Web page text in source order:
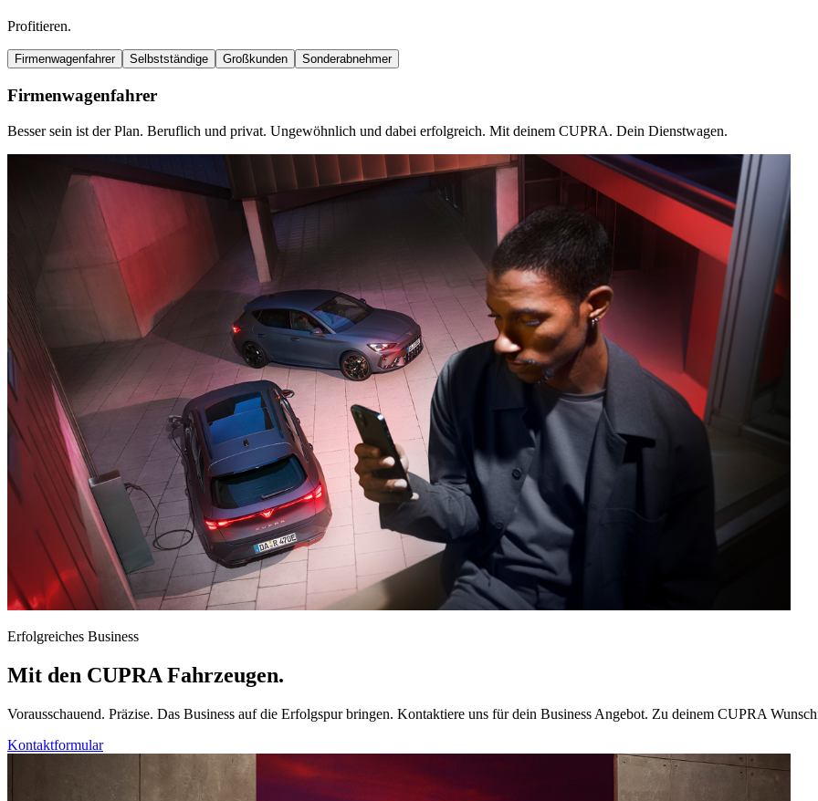
Profitieren.
Firmenwagenfahrer Selbstständige Großkunden Sonderabnehmer
Firmenwagenfahrer
Besser sein ist der Plan. Beruflich und privat. Ungewöhnlich und dabei erfolgreich. Mit deinem CUPRA. Dein Dienstwagen.
Erfolgreiches Business
Mit den CUPRA Fahrzeugen.
Vorausschauend. Präzise. Das Business auf die Erfolgspur bringen. Kontaktiere uns für dein Business Angebot. Zu deinem CUPRA
Kontaktformular